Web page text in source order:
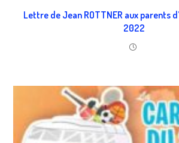
Lettre de Jean ROTTNER aux parents
2022